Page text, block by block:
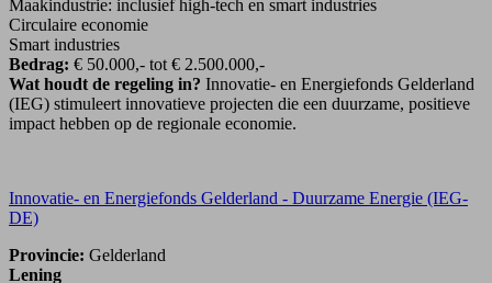
Maakindustrie: inclusief high-tech en smart industries
Circulaire economie
Smart industries
Bedrag: € 50.000,- tot € 2.500.000,-
Wat houdt de regeling in? Innovatie- en Energiefonds Gelderland
(IEG) stimuleert innovatieve projecten die een duurzame, positieve
impact hebben op de regionale economie.
Innovatie- en Energiefonds Gelderland - Duurzame Energie (IEG-
DE)
Provincie: Gelderland
Lening